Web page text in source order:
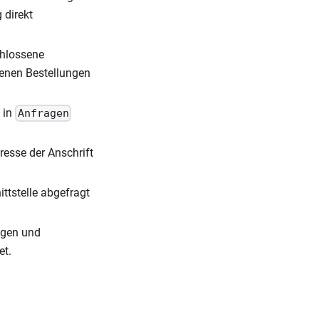
direkt
Bestellungen
in Anfragen
der Anschrift
abgefragt
und